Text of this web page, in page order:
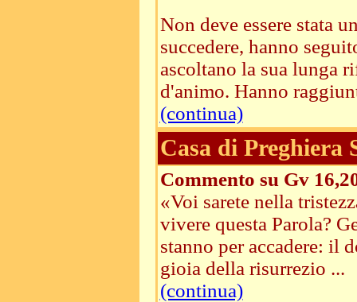
Non deve essere stata
succedere, hanno
ascoltano la sua lunga
d'animo. Hanno
(continua)
Casa di Preghiera
Commento su Gv
«Voi sarete nella
vivere questa Parola?
stanno per accadere: il
gioia della risurrezio ...
(continua)